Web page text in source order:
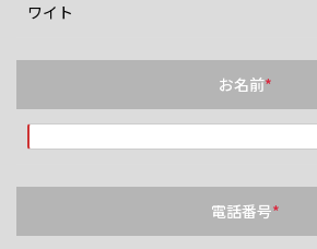
ワイト
お名前*
電話番号*